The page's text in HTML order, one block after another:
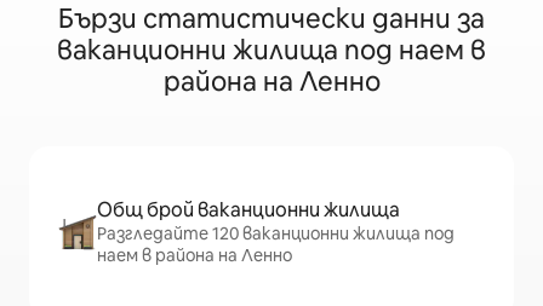
Бързи статистически данни за
ваканционни жилища под наем в
района на Ленно
Общ брой ваканционни жилища
Разгледайте 120 ваканционни жилища под
наем в района на Ленно